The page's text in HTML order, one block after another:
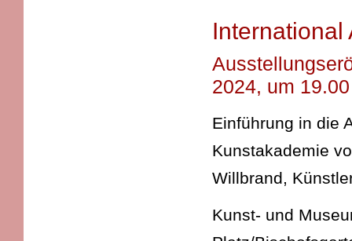
International
2024, um
Einführung in die
Kunstakademie
Willbrand,
Kunst- und